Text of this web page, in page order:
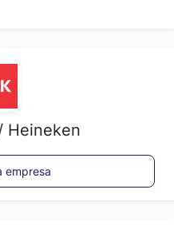
Heineken
empresa